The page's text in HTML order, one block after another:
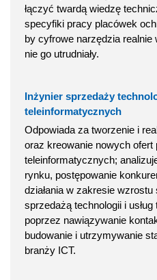
łączyć twardą wiedzę
specyfiki pracy placówek
by cyfrowe narzędzia realnie
nie go utrudniały.
Inżynier sprzedaży
teleinformatycznych
Odpowiada za tworzenie i
oraz kreowanie nowych ofert
teleinformatycznych;
rynku, postępowanie
działania w zakresie
sprzedażą technologii i
poprzez nawiązywanie
budowanie i utrzymywanie
branży ICT.